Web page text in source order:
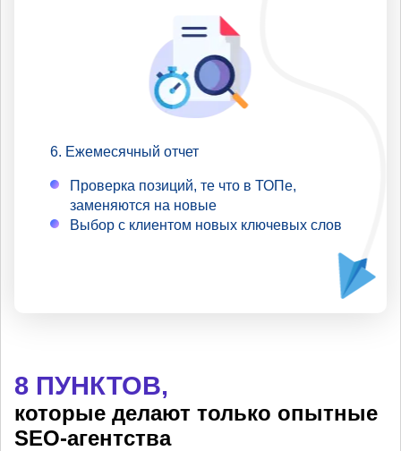
Ежемесячный отчет
Проверка позиций, те что в ТОПе,
заменяются на новые
Выбор с клиентом новых ключевых слов
8 ПУНКТОВ,
которые делают только опытные
SEO-агентства